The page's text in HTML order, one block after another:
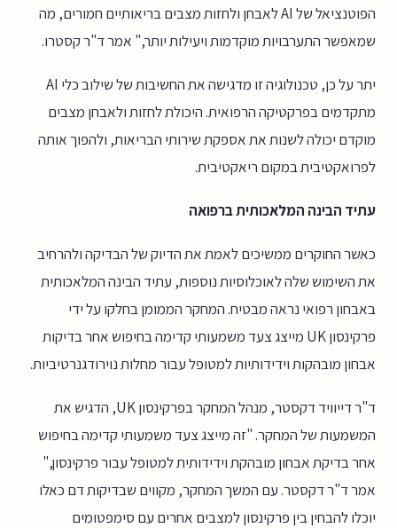
הפוטנציאל של AI לאבחן ולחזות מצבים בריאותיים חמורים, מה
שמאפשר התערבויות מוקדמות ויעילות יותר," אמר ד"ר קסטרו.
יתר על כן, טכנולוגיה זו מדגישה את החשיבות של שילוב כלי AI
מתקדמים בפרקטיקה הרפואית. היכולת לחזות ולאבחן מצבים
מוקדם יכולה לשנות את אספקת שירותי הבריאות, ולהפוך אותה
לפרואקטיבית במקום ריאקטיבית.
עתיד הבינה המלאכותית ברפואה
כאשר החוקרים ממשיכים לאמת את הדיוק של הבדיקה ולהרחיב
את השימוש שלה לאוכלוסיות נוספות, עתיד הבינה המלאכותית
באבחון רפואי נראה מבטיח. המחקר הממומן בחלקו על ידי
פרקינסון UK מייצג צעד משמעותי קדימה בחיפוש אחר בדיקות
אבחון מובהקות וידידותיות למטופל עבור מחלות נוירודגנרטיביות.
ד"ר דייוויד דקסטר, מנהל המחקר בפרקינסון UK, הדגיש את
המשמעות של המחקר. "זה מייצג צעד משמעותי קדימה בחיפוש
אחר בדיקת אבחון מובהקת וידידותית למטופל עבור פרקינסון,"
אמר ד"ר דקסטר. עם המשך המחקר, מקווים שבדיקות דם כאלו
יוכלו להבחין בין פרקינסון למצבים אחרים עם סימפטומים